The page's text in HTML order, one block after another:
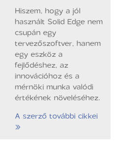
Hiszem, hogy a jól
használt Solid Edge nem
csupán egy
tervezőszoftver, hanem
egy eszköz a
fejlődéshez, az
innovációhoz és a
mérnöki munka valódi
értékének növeléséhez.
A szerző további cikkei
»